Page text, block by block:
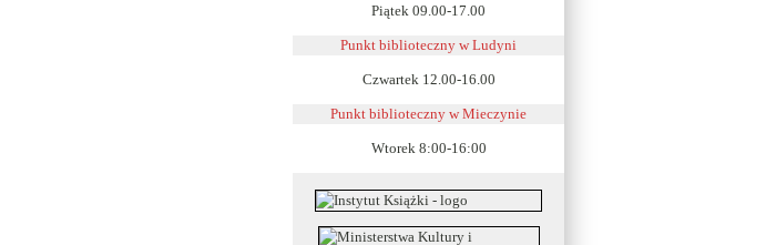
Piątek 09.00-17.00
Punkt biblioteczny w Ludyni
Czwartek 12.00-16.00
Punkt biblioteczny w Mieczynie
Wtorek 8:00-16:00